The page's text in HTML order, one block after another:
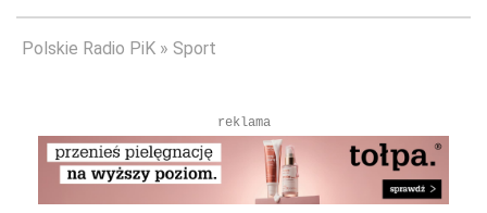
Polskie Radio PiK Sport
reklama